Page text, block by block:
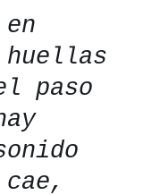
paso